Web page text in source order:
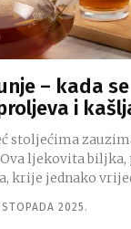
– kada
i
stoljećima
ljekovita biljka,
krije jednako
2025.